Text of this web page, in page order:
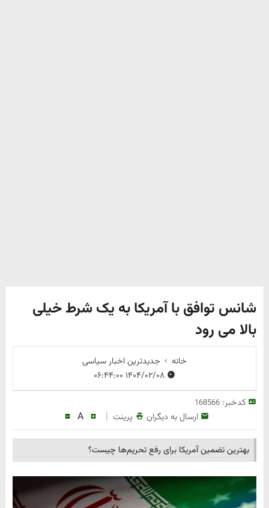
شانس توافق با آمریکا به یک شرط خیلی
بالا می رود
خانه
جدیدترین اخبار سیاسی
۱۴۰۴/۰۲/۰۸ ۰۶:۴۴:۰۰
کدخبر:168566
ارسال به دیگران پرینت |
A
بهترین تضمین آمریکا برای رفع تحریم‌ها چیست؟